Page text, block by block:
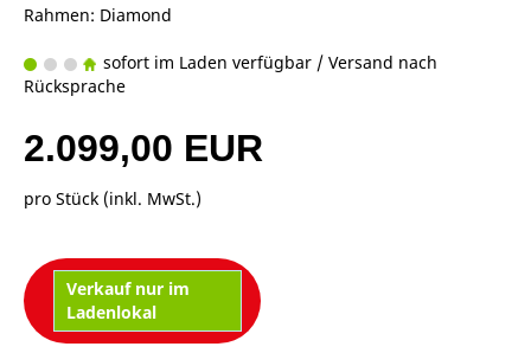
Rahmen: Diamond
sofort im Laden verfügbar / Versand nach
Rücksprache
2.099,00 EUR
pro Stück (inkl. MwSt.)
Verkauf nur im
Ladenlokal